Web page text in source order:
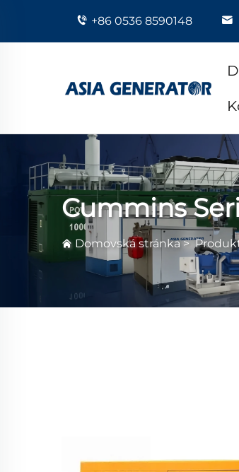
+86 0536 8590148
Cummins
Domovská stránka>